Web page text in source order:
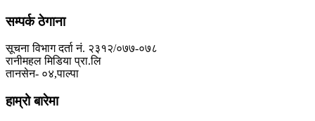
सम्पर्क ठेगाना
सूचना विभाग दर्ता नं. २३१२/०७७-०७८
रानीमहल मिडिया प्रा.लि
तानसेन- ०४,पाल्पा
हाम्रो बारेमा